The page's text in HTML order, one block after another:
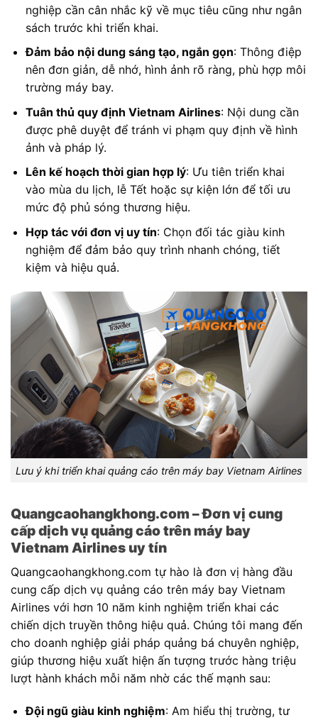
nghiệp cần cân nhắc kỹ về mục tiêu cũng như ngân
sách trước khi triển khai.
Đảm bảo nội dung sáng tạo, ngắn gọn: Thông điệp
nên đơn giản, dễ nhớ, hình ảnh rõ ràng, phù hợp môi
trường máy bay.
Tuân thủ quy định Vietnam Airlines: Nội dung cần
được phê duyệt để tránh vi phạm quy định về hình
ảnh và pháp lý.
Lên kế hoạch thời gian hợp lý: Ưu tiên triển khai
vào mùa du lịch, lễ Tết hoặc sự kiện lớn để tối ưu
mức độ phủ sóng thương hiệu.
Hợp tác với đơn vị uy tín: Chọn đối tác giàu kinh
nghiệm để đảm bảo quy trình nhanh chóng, tiết
kiệm và hiệu quả.
Lưu ý khi triển khai quảng cáo trên máy bay Vietnam Airlines
Quangcaohangkhong.com – Đơn vị cung
cấp dịch vụ quảng cáo trên máy bay
Vietnam Airlines uy tín
Quangcaohangkhong.com tự hào là đơn vị hàng đầu
cung cấp dịch vụ quảng cáo trên máy bay Vietnam
Airlines với hơn 10 năm kinh nghiệm triển khai các
chiến dịch truyền thông hiệu quả. Chúng tôi mang đến
cho doanh nghiệp giải pháp quảng bá chuyên nghiệp,
giúp thương hiệu xuất hiện ấn tượng trước hàng triệu
lượt hành khách mỗi năm nhờ các thế mạnh sau:
Đội ngũ giàu kinh nghiệm: Am hiểu thị trường, tư